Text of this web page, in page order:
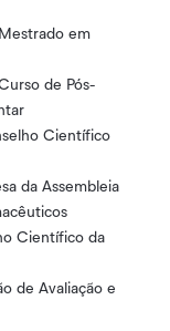
em
de Pós-
Científico
da Assembleia
Científico da
de Avaliação e